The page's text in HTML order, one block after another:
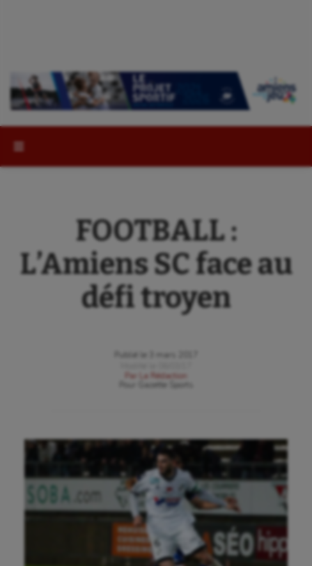
FOOTBALL :
L’Amiens SC face au
défi troyen
Publié le
3 mars 2017
Par
La Rédaction
Gazette Sports